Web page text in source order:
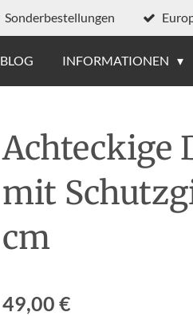
Sonderbestellungen
BLOG INFORMATIONEN
Achteckige
mit
cm
49,00 €